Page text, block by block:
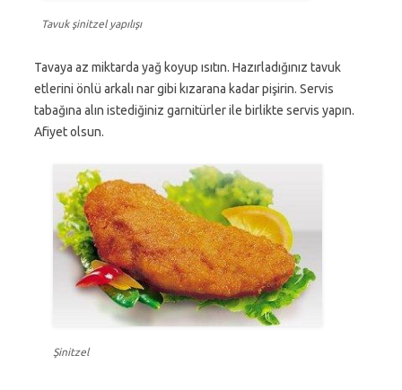
Tavuk şinitzel yapılışı
Tavaya az miktarda yağ koyup ısıtın. Hazırladığınız tavuk
etlerini önlü arkalı nar gibi kızarana kadar pişirin. Servis
tabağına alın istediğiniz garnitürler ile birlikte servis yapın.
Afiyet olsun.
Şinitzel